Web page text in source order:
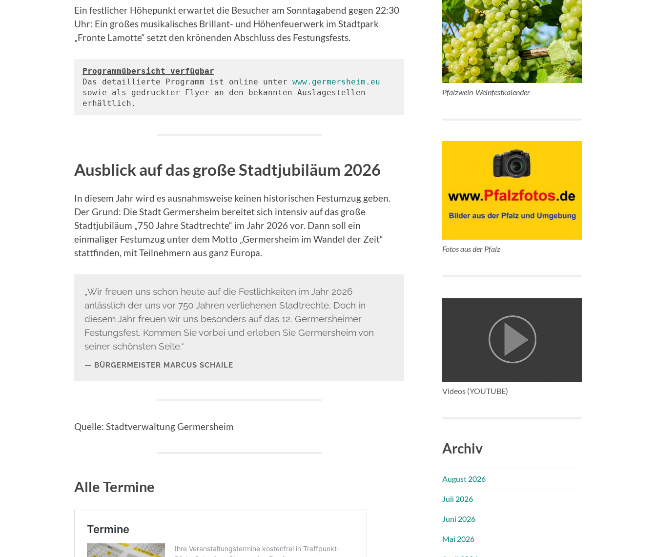
Ein festlicher Höhepunkt erwartet die Besucher am Sonntagabend gegen 22:30
Uhr: Ein großes musikalisches Brillant- und Höhenfeuerwerk im Stadtpark
„Fronte Lamotte“ setzt den krönenden Abschluss des Festungsfests.
Programmübersicht verfügbar
Das detaillierte Programm ist online unter www.germersheim.eu
sowie als gedruckter Flyer an den bekannten Auslagestellen
erhältlich.
Ausblick auf das große Stadtjubiläum 2026
In diesem Jahr wird es ausnahmsweise keinen historischen Festumzug geben.
Der Grund: Die Stadt Germersheim bereitet sich intensiv auf das große
Stadtjubiläum „750 Jahre Stadtrechte“ im Jahr 2026 vor. Dann soll ein
einmaliger Festumzug unter dem Motto „Germersheim im Wandel der Zeit“
stattfinden, mit Teilnehmern aus ganz Europa.
„Wir freuen uns schon heute auf die Festlichkeiten im Jahr 2026
anlässlich der uns vor 750 Jahren verliehenen Stadtrechte. Doch in
diesem Jahr freuen wir uns besonders auf das 12. Germersheimer
Festungsfest. Kommen Sie vorbei und erleben Sie Germersheim von
seiner schönsten Seite.“
BÜRGERMEISTER MARCUS SCHAILE
Quelle: Stadtverwaltung Germersheim
Alle Termine
Pfalzwein-Weinfestkalender
Fotos aus der Pfalz
Videos (YOUTUBE)
Archiv
August 2026
Juli 2026
Juni 2026
Mai 2026